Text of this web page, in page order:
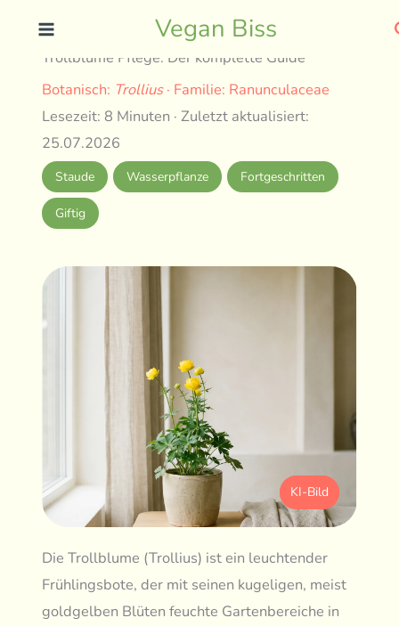
content
Vegan Biss
Trollblume Pflege: Der komplette Guide
Botanisch: Trollius· Familie: Ranunculaceae
Lesezeit: 8 Minuten · Zuletzt aktualisiert:
25.07.2026
Staude Wasserpflanze Fortgeschritten
Giftig
KI-Bild
Die Trollblume (Trollius) ist ein leuchtender
Frühlingsbote, der mit seinen kugeligen, meist
goldgelben Blüten feuchte Gartenbereiche in